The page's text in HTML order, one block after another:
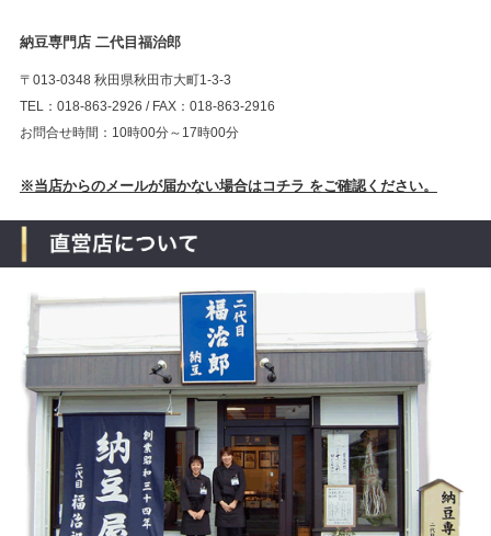
納豆専門店 二代目福治郎
〒013-0348 秋田県秋田市大町1-3-3
TEL：018-863-2926 / FAX：018-863-2916
お問合せ時間：10時00分～17時00分
※当店からのメールが届かない場合はコチラ をご確認ください。